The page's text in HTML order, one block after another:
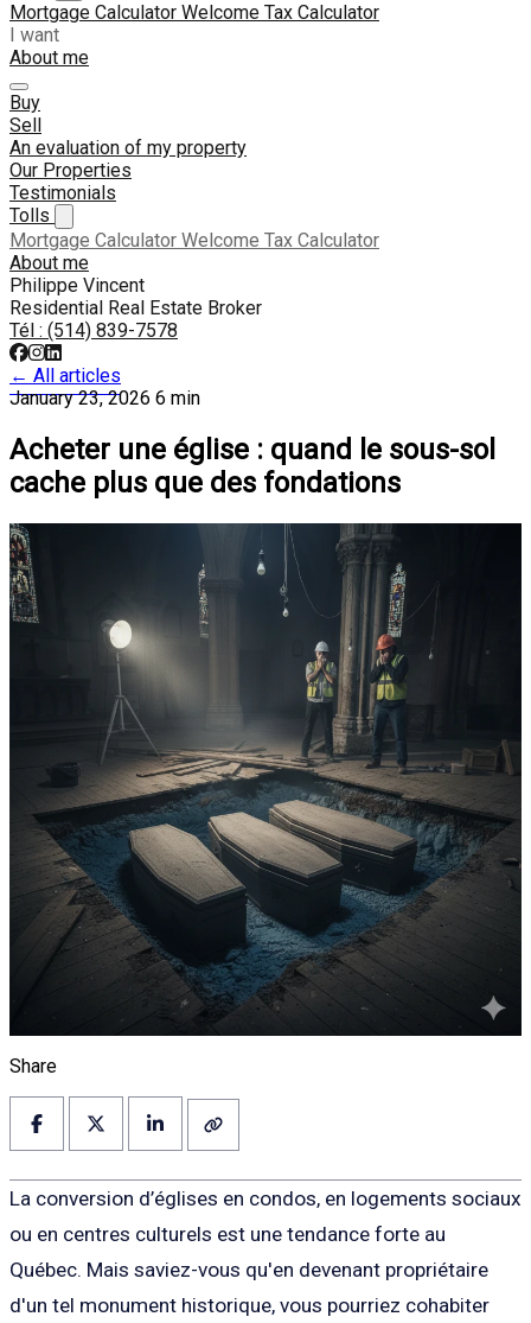
Mortgage Calculator Welcome Tax Calculator
I want
About me
Buy
Sell
An evaluation of my property
Our Properties
Testimonials
Tolls
Mortgage Calculator Welcome Tax Calculator
About me
Philippe Vincent
Residential Real Estate Broker
Tél : (514) 839-7578
← All articles
January 23, 2026 6 min
Acheter une église : quand le sous-sol
cache plus que des fondations
Share
La conversion d’églises en condos, en logements sociaux
ou en centres culturels est une tendance forte au
Québec. Mais saviez-vous qu'en devenant propriétaire
d'un tel monument historique, vous pourriez cohabiter